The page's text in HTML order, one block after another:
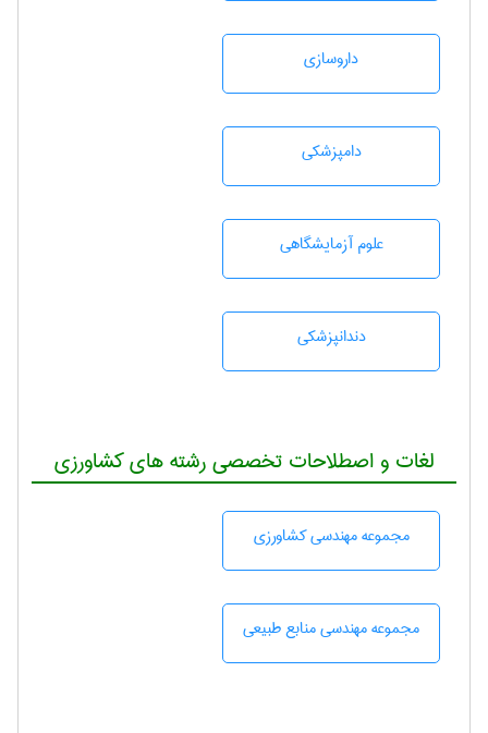
داروسازی
دامپزشكی
علوم آزمايشگاهی
دندانپزشكی
لغات و اصطلاحات تخصصی رشته های کشاورزی
مجموعه مهندسی كشاورزی
مجموعه مهندسی منابع طبيعی